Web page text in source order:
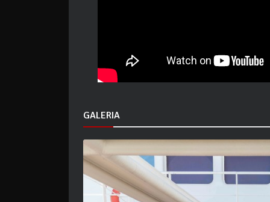
GALERIA